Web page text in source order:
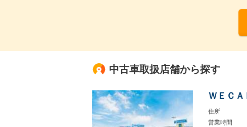
中古車取扱店舗から探す
ＷＥＣ
住所
営業時間